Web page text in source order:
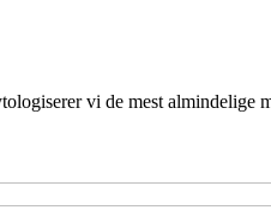
vi de mest